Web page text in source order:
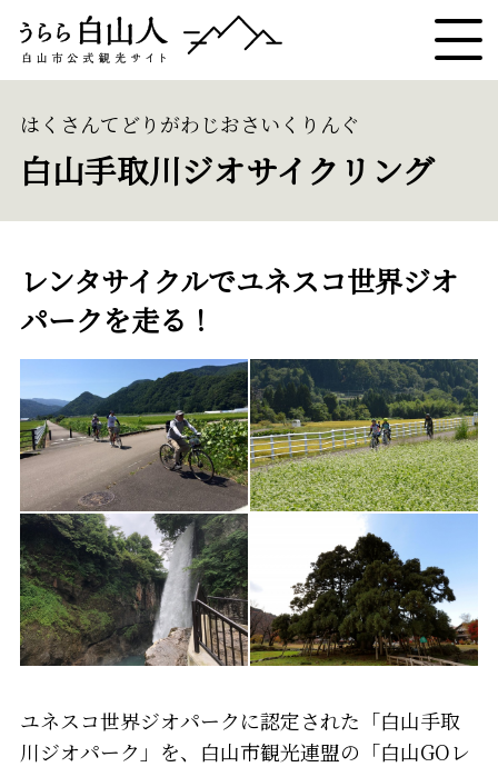
白山手取川ジオサイクリング
はくさんてどりがわじおさいくりんぐ
レンタサイクルでユネスコ世界ジオ
パークを走る！
ユネスコ世界ジオパークに認定された「白山手取
川ジオパーク」を、白山市観光連盟の「白山GOレ